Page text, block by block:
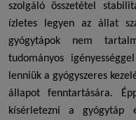
szolgáló összetétel
ízletes legyen az állat
gyógytápok nem
tudományos
lenniük a gyógyszeres
állapot fenntartására.
kísérletezni agyógytáp